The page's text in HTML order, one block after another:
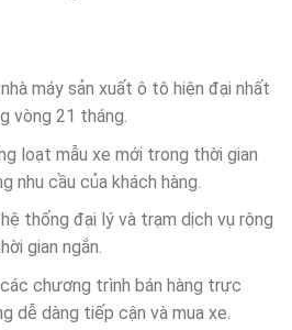
máy sản xuất ô tô hiện đại nhất
vòng 21 tháng.
loạt mẫu xe mới trong thời gian
nhu cầu của khách hàng.
thống đại lý và trạm dịch vụ rộng
gian ngắn.
chương trình bán hàng trực
dễ dàng tiếp cận và mua xe.